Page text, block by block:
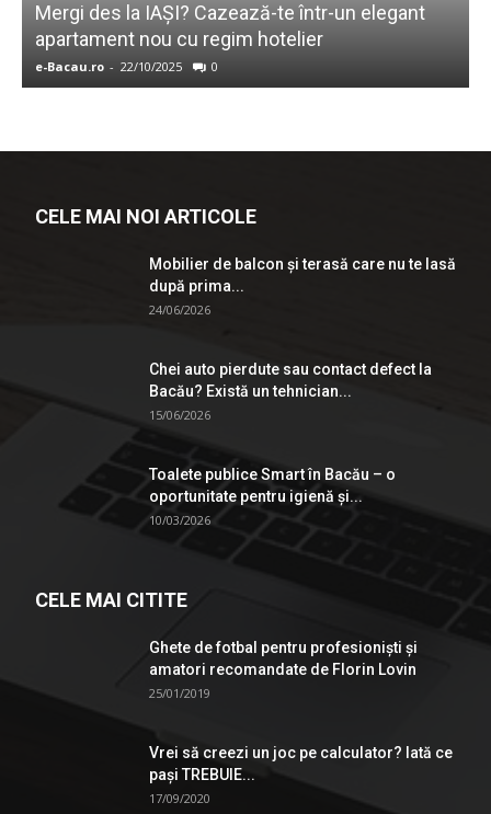
Mergi des la IAŞI? Cazează-te într-un elegant
apartament nou cu regim hotelier
e-Bacau.ro - 22/10/2025 0
CELE MAI NOI ARTICOLE
Mobilier de balcon și terasă care nu te lasă
după prima...
24/06/2026
Chei auto pierdute sau contact defect la
Bacău? Există un tehnician...
15/06/2026
Toalete publice Smart în Bacău – o
oportunitate pentru igienă şi...
10/03/2026
CELE MAI CITITE
Ghete de fotbal pentru profesionişti şi
amatori recomandate de Florin Lovin
25/01/2019
Vrei să creezi un joc pe calculator? Iată ce
pași TREBUIE...
17/09/2020